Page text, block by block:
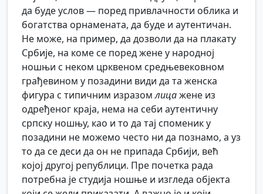
да буде услов — поред привлачности облика и
богатства орнамената, да буде и аутентичан.
Не може, на пример, да дозволи да на плакату
Србије, на коме се поред жене у народној
ношњи с неком црквеном средњевековном
грађевином у позадини види да та женска
фигура с типичним изразомлицажене из
одређеног краја, нема на себи аутентичну
српску ношњу, као и то да тај споменик у
позадини не можемо често ни да познамо, а уз
то да се деси да он не припада Србији, већ
којој другој републици. Пре почетка рада
потребна је студија ношње и изгледа објекта